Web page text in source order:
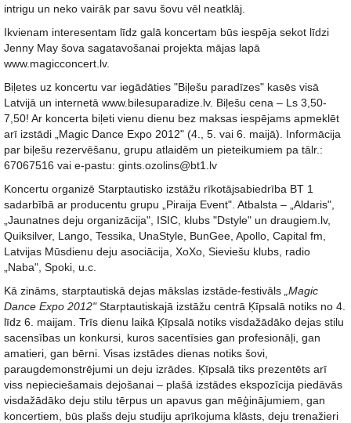
intrigu un neko vairāk par savu šovu vēl neatklāj.
Ikvienam interesentam līdz galā koncertam būs iespēja sekot līdzi
Jenny May šova sagatavošanai projekta mājas lapā
www.magicconcert.lv.
Biļetes uz koncertu var iegādāties "Biļešu paradīzes" kasēs visā
Latvijā un internetā www.bilesuparadize.lv. Biļešu cena – Ls 3,50-
7,50! Ar koncerta biļeti vienu dienu bez maksas iespējams apmeklēt
arī izstādi „Magic Dance Expo 2012" (4., 5. vai 6. maijā). Informācija
par biļešu rezervēšanu, grupu atlaidēm un pieteikumiem pa tālr.:
67067516 vai e-pastu: gints.ozolins@bt1.lv
Koncertu organizē Starptautisko izstāžu rīkotājsabiedrība BT 1
sadarbībā ar producentu grupu „Piraija Event". Atbalsta – „Aldaris",
„Jaunatnes deju organizācija", ISIC, klubs "Dstyle" un draugiem.lv,
Quiksilver, Lango, Tessika, UnaStyle, BunGee, Apollo, Capital fm,
Latvijas Mūsdienu deju asociācija, XoXo, Sieviešu klubs, radio
„Naba", Spoki, u.c.
Kā zināms, starptautiskā dejas mākslas izstāde-festivāls „Magic
Dance Expo 2012"Starptautiskajā izstāžu centrā Ķīpsalā notiks no 4.
līdz 6. maijam. Trīs dienu laikā Ķīpsalā notiks visdažādāko dejas stilu
sacensības un konkursi, kuros sacentīsies gan profesionāļi, gan
amatieri, gan bērni. Visas izstādes dienas notiks šovi,
paraugdemonstrējumi un deju izrādes. Ķīpsalā tiks prezentēts arī
viss nepieciešamais dejošanai – plašā izstādes ekspozīcija piedāvās
visdažādāko deju stilu tērpus un apavus gan mēģinājumiem, gan
koncertiem, būs plašs deju studiju aprīkojuma klāsts, deju trenažieri